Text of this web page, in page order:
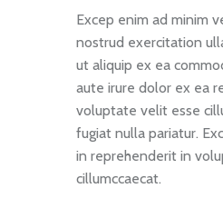
Excep enim ad minim
nostrud exercitation
ut aliquip ex ea
aute irure dolor ex ea
voluptate velit esse
fugiat nulla pariatur.
in reprehenderit in
cillumccaecat.